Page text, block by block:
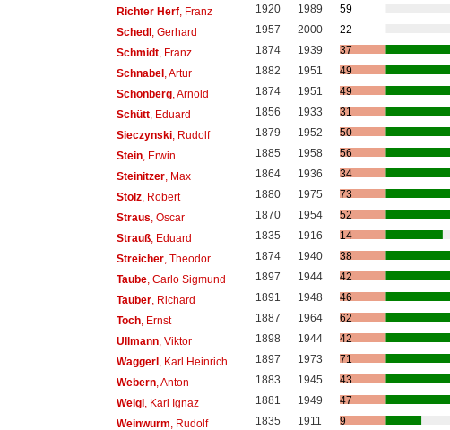
Richter Herf, Franz 1920 1989
59
Schedl, Gerhard 1957 2000
22
Schmidt, Franz 1874 1939
37
Schnabel, Artur 1882 1951
49
Schönberg, Arnold 1874 1951
49
Schütt, Eduard 1856 1933
31
Sieczynski, Rudolf 1879 1952
50
Stein, Erwin 1885 1958
56
Steinitzer, Max 1864 1936
34
Stolz, Robert 1880 1975
73
Straus , Oscar 1870 1954
52
Strauß, Eduard 1835 1916
14
Streicher, Theodor 1874 1940
38
Taube, Carlo Sigmund 1897 1944
42
Tauber, Richard 1891 1948
46
Toch, Ernst 1887 1964
62
Ullmann, Viktor 1898 1944
42
Waggerl, Karl Heinrich 1897 1973
71
Webern, Anton 1883 1945
43
Weigl, Karl Ignaz 1881 1949
47
Weinwurm , Rudolf 1835 1911 9